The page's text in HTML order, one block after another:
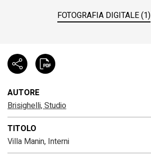
FOTOGRAFIA DIGITALE (1)
AUTORE
Brisighelli, Studio
TITOLO
Villa Manin, Interni